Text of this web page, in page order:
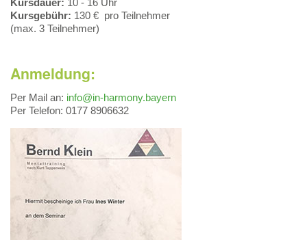
Kursdauer: 10 - 16 Uhr
Kursgebühr: 130 € pro Teilnehmer
(max. 3 Teilnehmer)
Anmeldung:
Per Mail an: info@in-harmony.bayern
Per Telefon: 0177 8906632